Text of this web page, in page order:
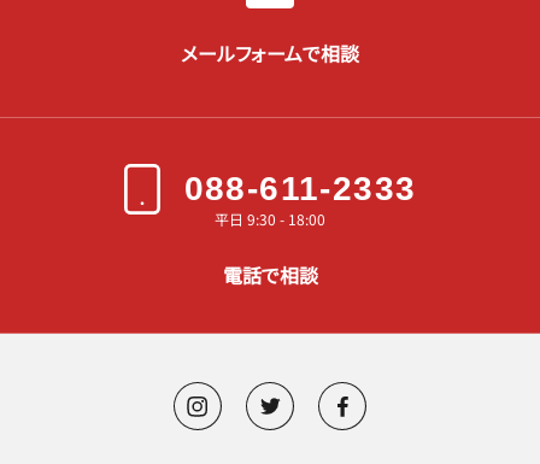
メールフォームで相談
088-611-2333
平日 9:30 - 18:00
電話で相談